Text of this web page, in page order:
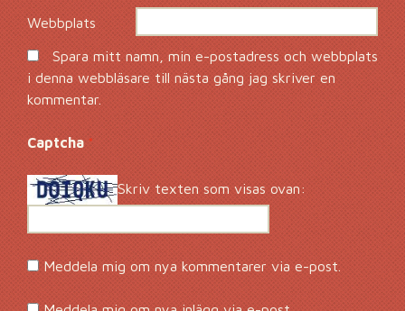
Webbplats
Spara mitt namn, min e-postadress och webbplats
i denna webbläsare till nästa gång jag skriver en
kommentar.
Captcha*
Skriv texten som visas ovan:
Meddela mig om nya kommentarer via e-post.